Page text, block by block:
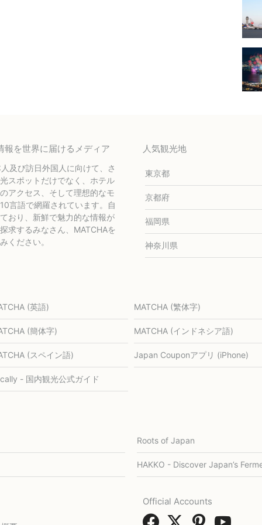
を世界に届けるメディア
及び訪日外国人に向けて、さ
スポットだけでなく、ホテル
アクセス、そして理想的なモ
言語で網羅されています。自
おり、新鮮で魅力的な情報が
求するみなさん、MATCHAを
ください。
人気観光地
東京都
京都府
福岡県
神奈川県
(英語) MATCHA (繁体字)
(簡体字) MATCHA (インドネシア語)
(スペイン語) Japan Couponアプリ (iPhone)
- 国内観光公式ガイド
Roots of Japan
HAKKO - Discover Japan’s
Official Accounts